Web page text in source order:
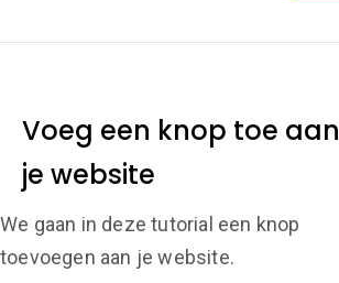
Voeg een knop toe aan
je website
We gaan in deze tutorial een knop
toevoegen aan je website.